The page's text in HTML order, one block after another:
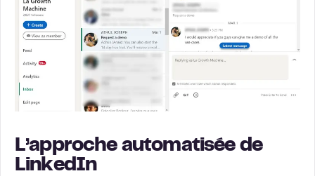
L’approche automatisée de
LinkedIn